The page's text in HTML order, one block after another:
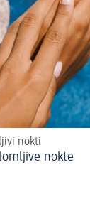
nokti
nokte